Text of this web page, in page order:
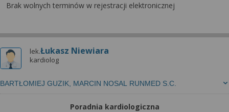
Brak wolnych terminów w rejestracji elektronicznej
lek.Łukasz Niewiara
kardiolog
BARTŁOMIEJ GUZIK, MARCIN NOSAL RUNMED S.C.
Poradnia kardiologiczna